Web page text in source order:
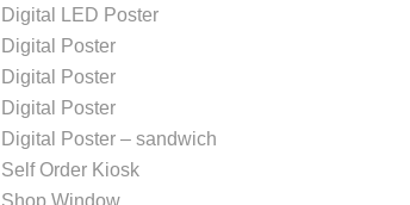
Digital LED Poster
Digital Poster
Digital Poster
Digital Poster
Digital Poster – sandwich
Self Order Kiosk
Shop Window